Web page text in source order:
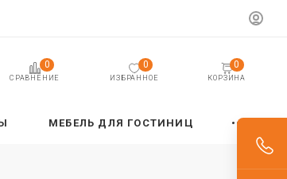
СРАВНЕНИЕ
0
ИЗБРАННОЕ
0
КОРЗИНА
0
МЕБЕЛЬ ДЛЯ ГОСТИНИЦ